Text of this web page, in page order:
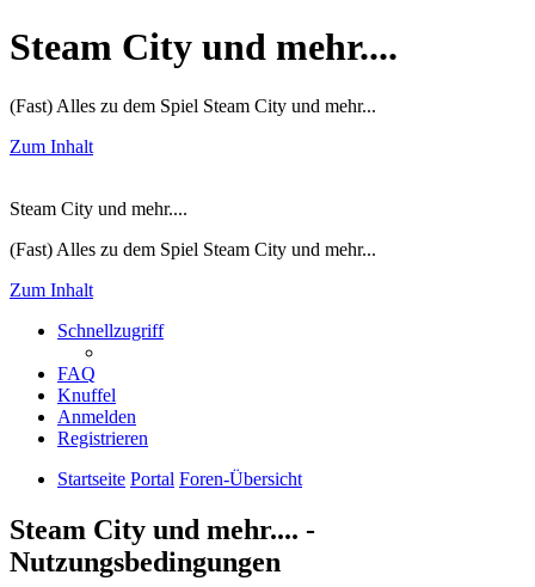
Steam City und mehr....
(Fast) Alles zu dem Spiel Steam City und mehr...
Zum Inhalt
Steam City und mehr....
(Fast) Alles zu dem Spiel Steam City und mehr...
Zum Inhalt
Schnellzugriff
FAQ
Knuffel
Anmelden
Registrieren
Startseite Portal Foren-Übersicht
Steam City und mehr.... -
Nutzungsbedingungen